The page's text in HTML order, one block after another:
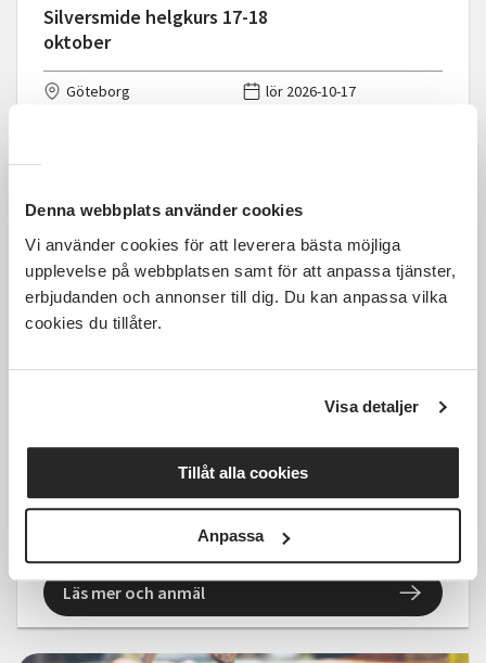
Denna webbplats använder cookies
Vi använder cookies för att leverera bästa möjliga
upplevelse på webbplatsen samt för att anpassa tjänster,
erbjudanden och annonser till dig. Du kan anpassa vilka
cookies du tillåter.
Visa detaljer
Tillåt alla cookies
Anpassa
Silversmide helgkurs 17-18
oktober
Göteborg
lör 2026-10-17
Göteborg
lör 2026-11-07
2 Tillfällen
Läs mer och anmäl